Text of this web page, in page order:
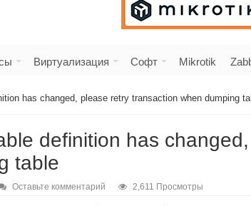
Виртуализация Софт Mikrotik
has changed, please retry transaction when dumping
definition has
table
Оставьте комментарий 2,611 Просмотры